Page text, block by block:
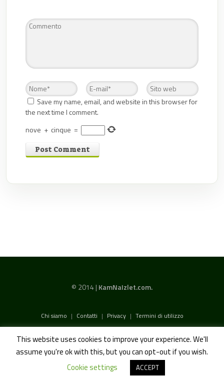
Save my name, email, and website in this browser for
the next time I comment.
nove + cinque =
© 2014 | KamNaIzlet.com.
Chi siamo | Contatti | Privacy | Termini di utilizzo
This website uses cookies to improve your experience. We'll
assume you're ok with this, but you can opt-out if you wish.
Cookie settings
ACCEPT